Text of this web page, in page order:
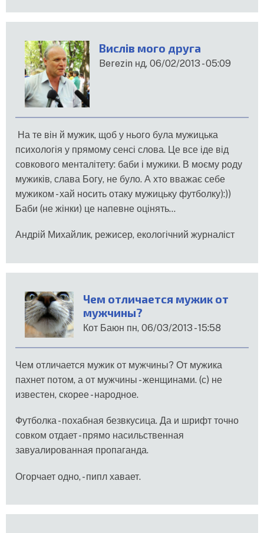
Вислів мого друга
Berezin нд, 06/02/2013 - 05:09
На те він й мужик, щоб у нього була мужицька
психологія у прямому сенсі слова. Це все іде від
совкового менталітету: баби і мужики. В моєму роду
мужиків, слава Богу, не було. А хто вважає себе
мужиком - хай носить отаку мужицьку футболку):))
Баби (не жінки) це напевне оцінять...
Андрій Михайлик, режисер, екологічний журналіст
Чем отличается мужик от
мужчины?
Кот Баюн пн, 06/03/2013 - 15:58
Чем отличается мужик от мужчины? От мужика
пахнет потом, а от мужчины - женщинами. (с) не
известен, скорее - народное.
Футболка - похабная безвкусица. Да и шрифт точно
совком отдает - прямо насильственная
завуалированная пропаганда.
Огорчает одно, - пипл хавает.